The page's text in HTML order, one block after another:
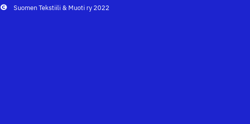
Suomen Tekstiili & Muoti ry 2022